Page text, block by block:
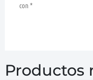
con *
Productos